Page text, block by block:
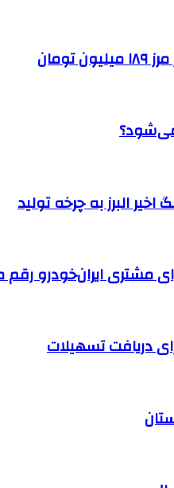
می‌شود؟
مشتری ایران‌خودرو رقم